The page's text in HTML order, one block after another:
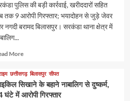
पुलिस की बड़ी कार्रवाई, खरीददारों सहित
तक 9 आरोपी गिरफ्तार; भयादोहन से जुड़े जेवर
नगदी बरामद बिलासपुर। सरकंडा थाना क्षेत्र में
MoreRead
about
छत्तीसगढ़ बिलासपुर सीपत
सिखाने के बहाने नाबालिग से दुष्कर्म,
घंटे में आरोपी गिरफ्तार